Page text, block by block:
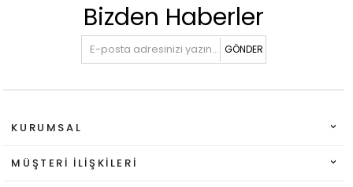
Bizden Haberler
GÖNDER
KURUMSAL
MÜŞTERI İLIŞKILERI